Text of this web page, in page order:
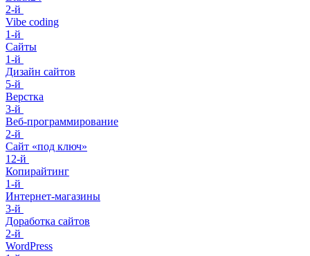
2-й
Vibe coding
1-й
Сайты
1-й
Дизайн сайтов
5-й
Верстка
3-й
Веб-программирование
2-й
Сайт «под ключ»
12-й
Копирайтинг
1-й
Интернет-магазины
3-й
Доработка сайтов
2-й
WordPress